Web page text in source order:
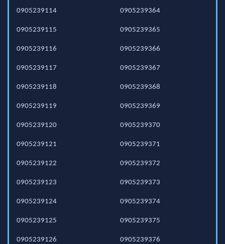
0905239114
0905239115
0905239116
0905239117
0905239118
0905239119
0905239120
0905239121
0905239122
0905239123
0905239124
0905239125
0905239126
0905239364
0905239365
0905239366
0905239367
0905239368
0905239369
0905239370
0905239371
0905239372
0905239373
0905239374
0905239375
0905239376